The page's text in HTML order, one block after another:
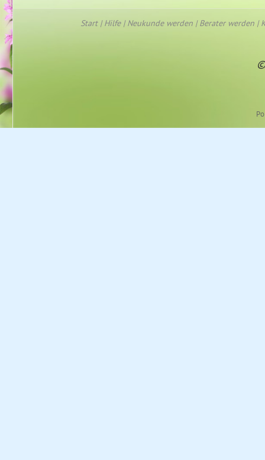
Start|Hilfe|Neukunde werden |Berater werden |